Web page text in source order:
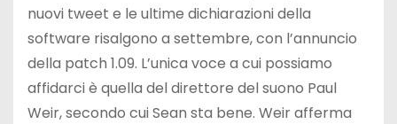
nuovi tweet e le ultime dichiarazioni della
software risalgono a settembre, con l’annuncio
della patch 1.09. L’unica voce a cui possiamo
affidarci è quella del direttore del suono Paul
Weir, secondo cui Sean sta bene. Weir afferma